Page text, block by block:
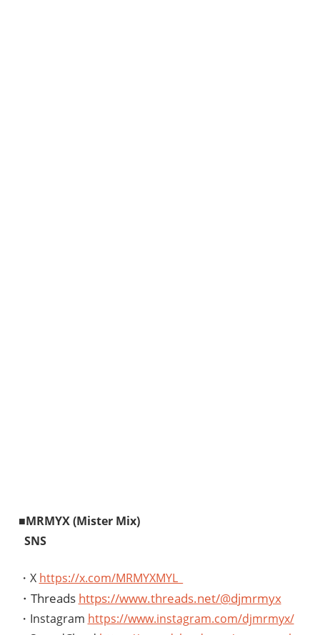
■MRMYX (Mister Mix)
SNS
・X https://x.com/MRMYXMYL_
・Threads https://www.threads.net/@djmrmyx
・Instagram https://www.instagram.com/djmrmyx/